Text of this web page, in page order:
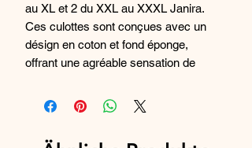
au XL et 2 du XXL au XXXL Janira.
Ces culottes sont conçues avec un
désign en coton et fond éponge,
offrant une agréable sensation de
la journée. Avec une coupe maxi, ces
culottes offrent une couvrance